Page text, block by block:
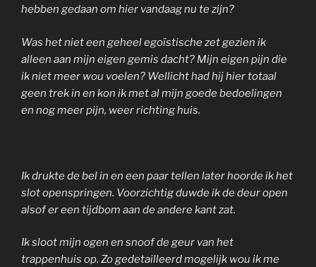
hebben gedaan om hier vandaag nu te zijn?
Was het niet een geheel egoïstische zet gezien ik
alleen aan mijn eigen gemis dacht? Mijn eigen pijn die
ik niet meer wou voelen? Wellicht had hij hier totaal
geen trek in en kon ik met al mijn goede bedoelingen
en nog meer pijn, weer richting huis.
Ik drukte de bel in en een paar tellen later hoorde ik het
slot openspringen. Voorzichtig duwde ik de deur open
alsof er een tijdbom aan de andere kant zat.
Ik sloot mijn ogen en snoof de geur van het
trappenhuis op. Zo gedetailleerd mogelijk wou ik me